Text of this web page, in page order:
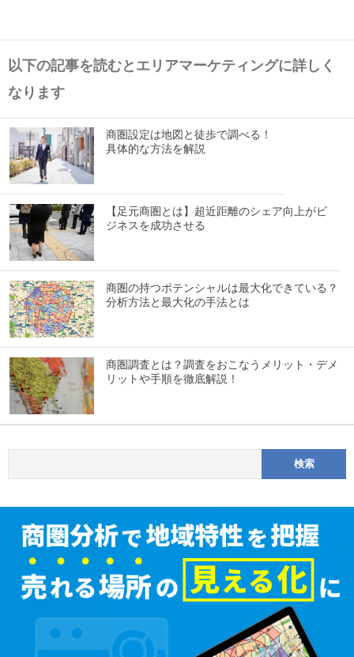
以下の記事を読むとエリアマーケティングに詳しく
なります
商圏設定は地図と徒歩で調べる！
具体的な方法を解説
【足元商圏とは】超近距離のシェア向上がビ
ジネスを成功させる
商圏の持つポテンシャルは最大化できている？
分析方法と最大化の手法とは
商圏調査とは？調査をおこなうメリット・デメ
リットや手順を徹底解説！